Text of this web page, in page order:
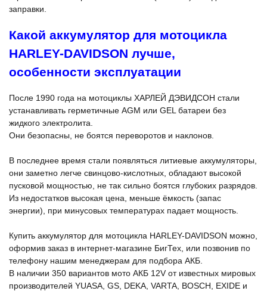
заправки.
Какой аккумулятор для мотоцикла
HARLEY-DAVIDSON лучше,
особенности эксплуатации
После 1990 года на мотоциклы ХАРЛЕЙ ДЭВИДСОН стали
устанавливать герметичные AGM или GEL батареи без
жидкого электролита.
Они безопасны, не боятся переворотов и наклонов.
В последнее время стали появляться литиевые аккумуляторы,
они заметно легче свинцово-кислотных, обладают высокой
пусковой мощностью, не так сильно боятся глубоких разрядов.
Из недостатков высокая цена, меньше ёмкость (запас
энергии), при минусовых температурах падает мощность.
Купить аккумулятор для мотоцикла HARLEY-DAVIDSON можно,
оформив заказ в интернет-магазине БигТех, или позвонив по
телефону нашим менеджерам для подбора АКБ.
В наличии 350 вариантов мото АКБ 12V от известных мировых
производителей YUASA, GS, DEKA, VARTA, BOSCH, EXIDE и